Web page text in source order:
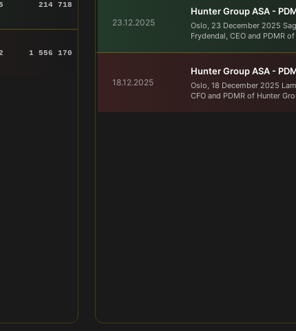
214 718
1 556 170
23.12.2025
Hunter Group ASA -
Oslo, 23 December 2025
Frydendal, CEO and PDMR
18.12.2025
Hunter Group ASA -
Oslo, 18 December 2025
CFO and PDMR of Hunter